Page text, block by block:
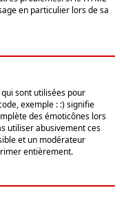
en particulier lors de sa
sont utilisées pour
exemple : :) signifie
des émoticônes lors
utiliser abusivement ces
et un modérateur
entièrement.